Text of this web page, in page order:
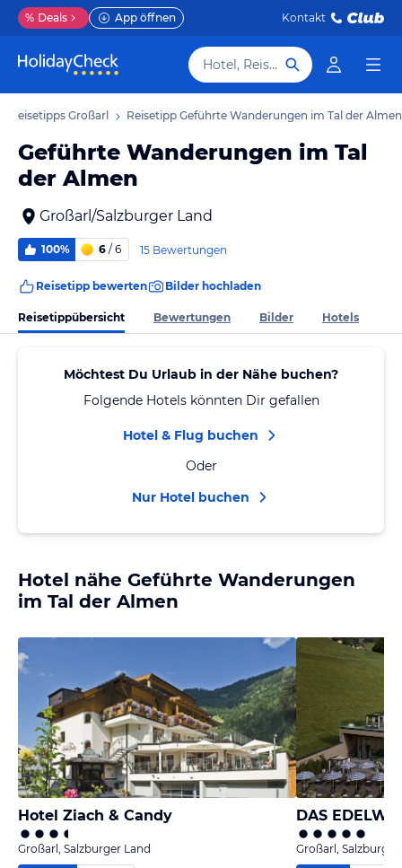
% Deals App öffnen Kontakt
Hotel, Reiseziel
Reisetipps Großarl Reisetipp Geführte Wanderungen im Tal der Almen
Geführte Wanderungen im Tal
der Almen
Großarl/Salzburger Land
100% 6 / 6 15 Bewertungen
Reisetipp bewerten Bilder hochladen
Reisetippübersicht Bewertungen Bilder Hotels
Möchtest Du Urlaub in der Nähe buchen?
Folgende Hotels könnten Dir gefallen
Hotel & Flug buchen
Oder
Nur Hotel buchen
Hotel nähe Geführte Wanderungen
im Tal der Almen
Hotel Ziach & Candy
Großarl, Salzburger Land
Großarl, Salzburger